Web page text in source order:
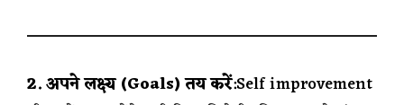
2. अपने लक्ष्य (Goals) तय करें:Self improvement